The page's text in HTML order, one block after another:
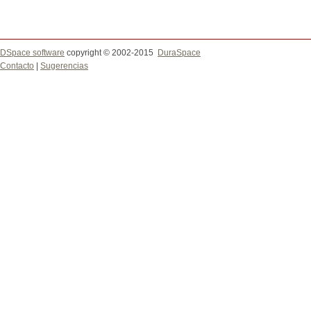
DSpace software copyright © 2002-2015
DuraSpace
Contacto
Sugerencias